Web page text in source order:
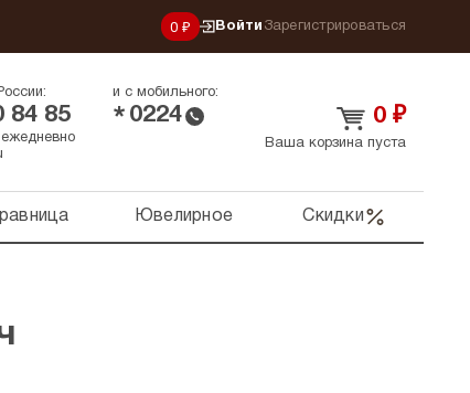
0 ₽ Войти Зарегистрироваться
84 85
и с мобильного:
* 0224 0 ₽
Ваша корзина пуста
Ювелирное Скидки